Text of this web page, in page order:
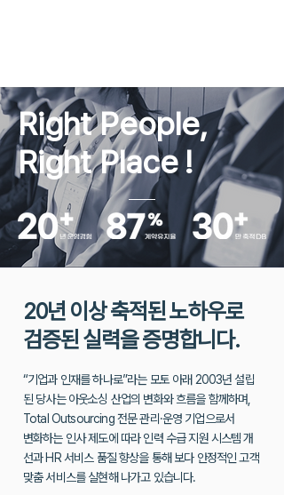
Right People,
Right Place !
20년 이상 축적된 노하우로
검증된 실력을 증명합니다.
“기업과 인재를 하나로”라는 모토 아래 2003년 설립
된 당사는 아웃소싱 산업의 변화와 흐름을 함께하며,
Total Outsourcing 전문 관리·운영 기업으로서
변화하는 인사 제도에 따라 인력 수급 지원 시스템 개
선과 HR 서비스 품질 향상을 통해 보다 안정적인 고객
맞춤 서비스를 실현해 나가고 있습니다.